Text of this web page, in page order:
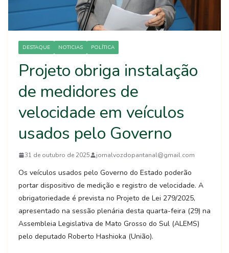
DESTAQUE NOTICIAS POLÍTICA
Projeto obriga instalação
de medidores de
velocidade em veículos
usados pelo Governo
31 de outubro de 2025 jornalvozdopantanal@gmail.com
Os veículos usados pelo Governo do Estado poderão
portar dispositivo de medição e registro de velocidade. A
obrigatoriedade é prevista no Projeto de Lei 279/2025,
apresentado na sessão plenária desta quarta-feira (29) na
Assembleia Legislativa de Mato Grosso do Sul (ALEMS)
pelo deputado Roberto Hashioka (União).